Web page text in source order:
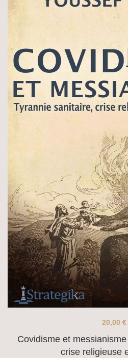
Covidisme et
crise religieuse
20,00 €